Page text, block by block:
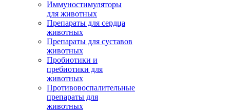
Иммуностимуляторы
для животных
Препараты для сердца
животных
Препараты для суставов
животных
Пробиотики и
пребиотики для
животных
Противовоспалительные
препараты для
животных